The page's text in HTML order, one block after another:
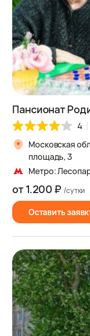
Пансионат
4
Московская
площадь, 3
Метро:
Оставить
от 1.200 ₽ /сутки